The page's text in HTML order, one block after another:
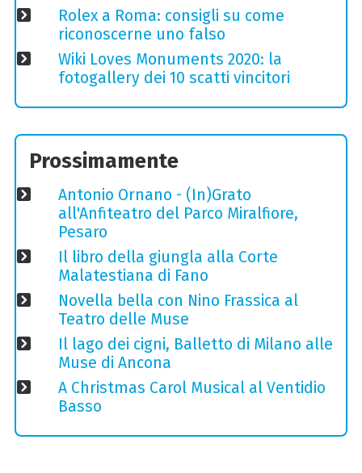
Rolex a Roma: consigli su come
riconoscerne uno falso
Wiki Loves Monuments 2020: la
fotogallery dei 10 scatti vincitori
Prossimamente
Antonio Ornano - (In)Grato
all'Anfiteatro del Parco Miralfiore,
Pesaro
Il libro della giungla alla Corte
Malatestiana di Fano
Novella bella con Nino Frassica al
Teatro delle Muse
Il lago dei cigni, Balletto di Milano alle
Muse di Ancona
A Christmas Carol Musical al Ventidio
Basso